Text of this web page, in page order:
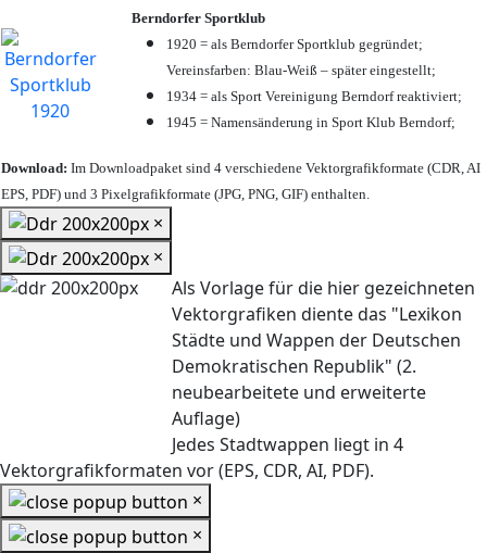
Berndorfer Sportklub
1920 = als Berndorfer Sportklub gegründet;
Vereinsfarben: Blau-Weiß – später eingestellt;
1934 = als Sport Vereinigung Berndorf reaktiviert;
1945 = Namensänderung in Sport Klub Berndorf;
Download: Im Downloadpaket sind 4 verschiedene Vektorgrafikformate (CDR, AI
EPS, PDF) und 3 Pixelgrafikformate (JPG, PNG, GIF) enthalten.
×
×
Als Vorlage für die hier gezeichneten
Vektorgrafiken diente das "Lexikon
Städte und Wappen der Deutschen
Demokratischen Republik" (2.
neubearbeitete und erweiterte
Auflage)
Jedes Stadtwappen liegt in 4
Vektorgrafikformaten vor (EPS, CDR, AI, PDF).
×
×